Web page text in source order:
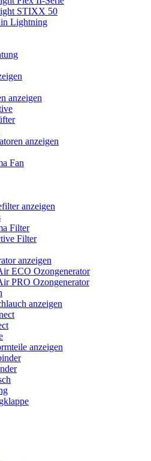
STIXX 50
Lightning
anzeigen
anzeigen
Fan
anzeigen
Filter
Filter
anzeigen
ECO Ozongenerator
PRO Ozongenerator
anzeigen
anzeigen